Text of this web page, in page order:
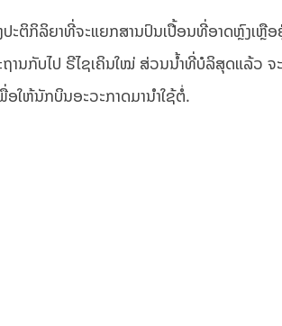
ປະຕິກິລິຍາທີ່ຈະແຍກສານປົນເປື້ອນທີ່ອາດຫຼົງເຫຼື
ຖານກັບໄປ ຣີໄຊເຄິນໃໝ່ ສ່ວນນໍ້າທີ່ບໍລິສຸດແລ້ວ
ອໃຫ້ນັກບິນອະວະກາດມານຳໃຊ້ຕໍ່.